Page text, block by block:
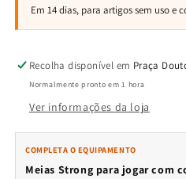
Recolha disponível em Praça
Normalmente pronto em 1 hora
Ver informações da loja
COMPLETA O EQUIPAMENTO
Meias Strong para jogar com